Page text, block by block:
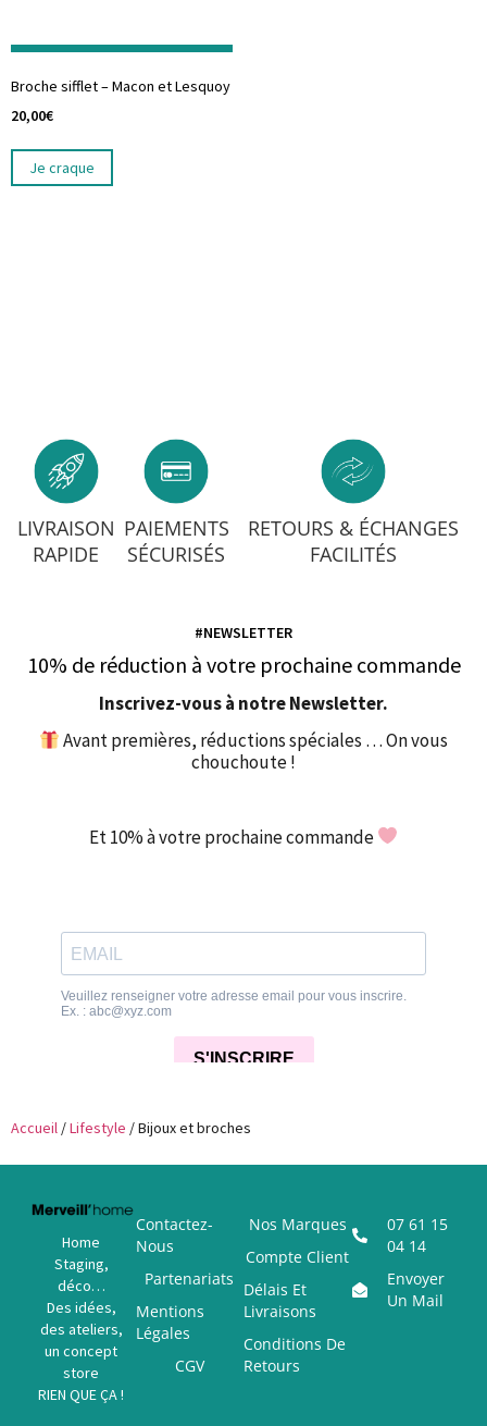
Broche sifflet – Macon et Lesquoy
20,00€
Je craque
LIVRAISON
RAPIDE
PAIEMENTS
SÉCURISÉS
RETOURS & ÉCHANGES
FACILITÉS
#NEWSLETTER
10% de réduction à votre prochaine commande
Inscrivez-vous à notre Newsletter.
Avant premières, réductions spéciales … On vous
chouchoute !
Et 10% à votre prochaine commande
Accueil /Lifestyle / Bijoux et broches
Home
Staging,
déco…
Des idées,
des ateliers,
un concept
store
RIEN QUE ÇA !
Contactez-
Nous
Partenariats
Mentions
Légales
CGV
Nos Marques
Compte Client
Délais Et
Livraisons
Conditions De
Retours
07 61 15
04 14
Envoyer
Un Mail